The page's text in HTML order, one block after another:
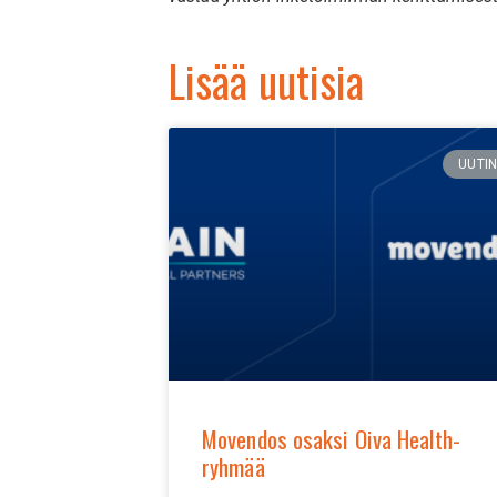
Lisää uutisia
Movendos osaksi Oiva Health-
ryhmää